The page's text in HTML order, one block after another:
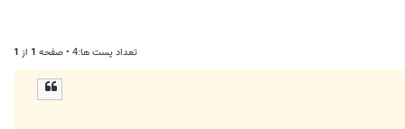
تعداد پست ها:4 • صفحه 1 از 1